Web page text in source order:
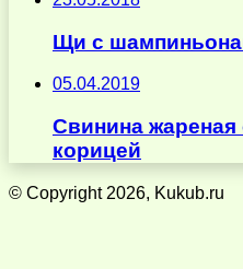
Щи с
05.04.2019
Свинина
корицей
© Copyright 2026, Kukub.ru